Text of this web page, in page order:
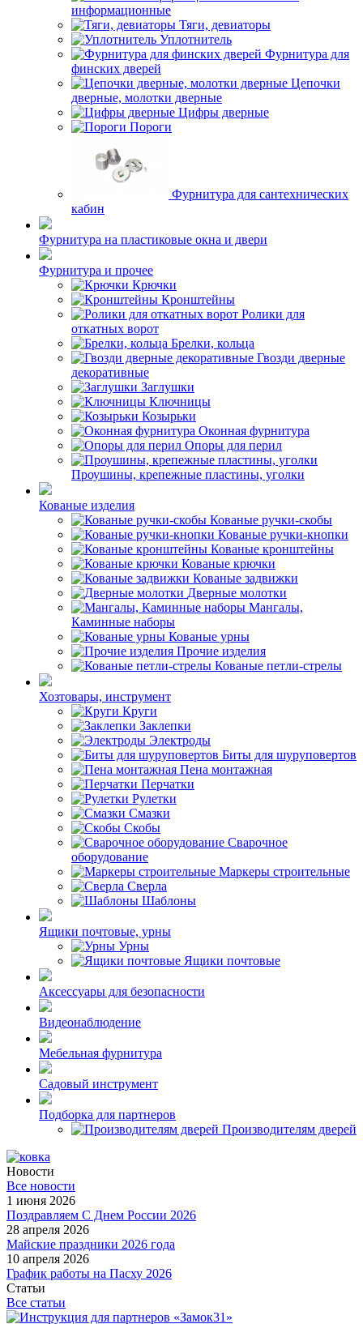
информационные
Тяги, девиаторы
Уплотнитель
Фурнитура для
финских дверей
Цепочки
дверные, молотки дверные
Цифры дверные
Пороги
Фурнитура для сантехнических
кабин
Фурнитура на пластиковые окна и двери
Фурнитура и прочее
Крючки
Кронштейны
Ролики для
откатных ворот
Брелки, кольца
Гвозди дверные
декоративные
Заглушки
Ключницы
Козырьки
Оконная фурнитура
Опоры для перил
Проушины, крепежные пластины, уголки
Кованые изделия
Кованые ручки-скобы
Кованые ручки-кнопки
Кованые кронштейны
Кованые крючки
Кованые задвижки
Дверные молотки
Мангалы,
Каминные наборы
Кованые урны
Прочие изделия
Кованые петли-стрелы
Хозтовары, инструмент
Круги
Заклепки
Электроды
Биты для шуруповертов
Пена монтажная
Перчатки
Рулетки
Смазки
Скобы
Сварочное
оборудование
Маркеры строительные
Сверла
Шаблоны
Ящики почтовые, урны
Урны
Ящики почтовые
Аксессуары для безопасности
Видеонаблюдение
Мебельная фурнитура
Садовый инструмент
Подборка для партнеров
Производителям дверей
Новости
Все новости
1 июня 2026
Поздравляем С Днем России 2026
28 апреля 2026
Майские праздники 2026 года
10 апреля 2026
График работы на Пасху 2026
Статьи
Все статьи